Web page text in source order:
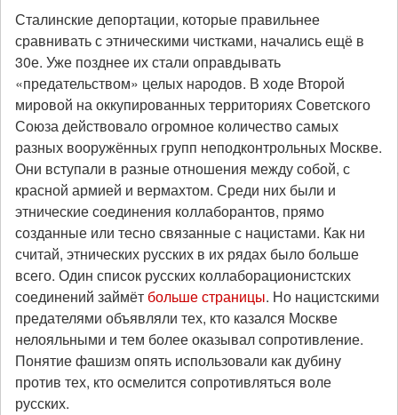
Сталинские депортации, которые правильнее
сравнивать с этническими чистками, начались ещё в
30е. Уже позднее их стали оправдывать
«предательством» целых народов. В ходе Второй
мировой на оккупированных территориях Советского
Союза действовало огромное количество самых
разных вооружённых групп неподконтрольных Москве.
Они вступали в разные отношения между собой, с
красной армией и вермахтом. Среди них были и
этнические соединения коллаборантов, прямо
созданные или тесно связанные с нацистами. Как ни
считай, этнических русских в их рядах было больше
всего. Один список русских коллаборационистских
соединений займёт больше страницы. Но нацистскими
предателями объявляли тех, кто казался Москве
нелояльными и тем более оказывал сопротивление.
Понятие фашизм опять использовали как дубину
против тех, кто осмелится сопротивляться воле
русских.